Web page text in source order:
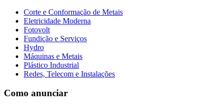
Corte e Conformação de Metais
Eletricidade Moderna
Fotovolt
Fundição e Serviços
Hydro
Máquinas e Metais
Plástico Industrial
Redes, Telecom e Instalações
Como anunciar